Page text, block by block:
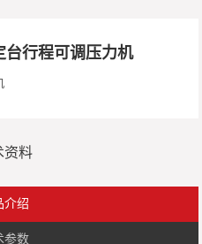
行程可调压力机
资料
介绍
参数